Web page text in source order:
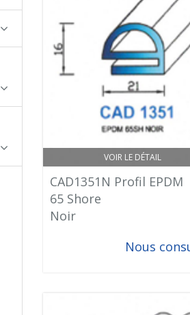
VOIR LE DÉTAIL
CAD1351N Profil EPDM
65 Shore
Noir
Nous